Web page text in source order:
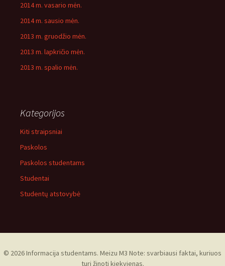
2014 m. vasario mėn.
2014 m. sausio mėn.
2013 m. gruodžio mėn.
2013 m. lapkričio mėn.
2013 m. spalio mėn.
Kategorijos
Kiti straipsniai
Paskolos
Paskolos studentams
Studentai
Studentų atstovybė
© 2026 Informacija studentams. Meizu M3 Note: svarbiausi faktai, kuriuos
turi žinoti kiekvienas.